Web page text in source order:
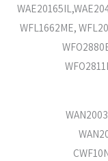
WFL1662ME,